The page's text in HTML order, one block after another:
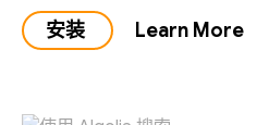
安装 Learn More